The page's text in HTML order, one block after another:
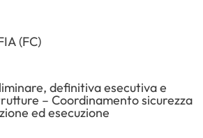
(FC)
definitiva esecutiva e
– Coordinamento sicurezza
ed esecuzione